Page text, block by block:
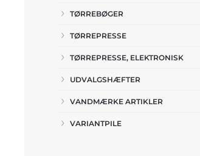
TØRREBØGER
TØRREPRESSE
TØRREPRESSE, ELEKTRONISK
UDVALGSHÆFTER
VANDMÆRKE ARTIKLER
VARIANTPILE